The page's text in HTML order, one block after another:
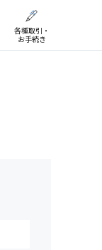
各種取引・
お手続き